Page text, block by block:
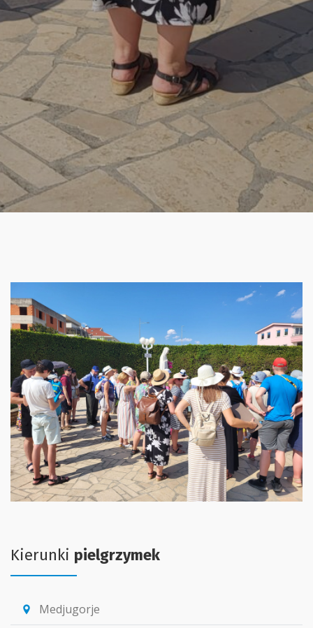
Kierunki pielgrzymek
location_pin Medjugorje